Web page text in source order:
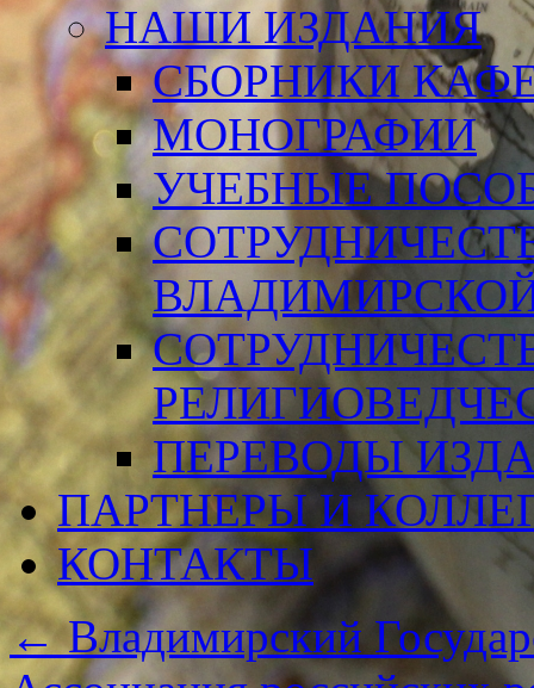
НАШИ ИЗДАНИЯ
СБОРНИКИ
МОНОГРАФИИ
УЧЕБНЫЕ
ПЕРЕВОДЫ
ПАРТНЕРЫ И
КОНТАКТЫ
←Владимирский